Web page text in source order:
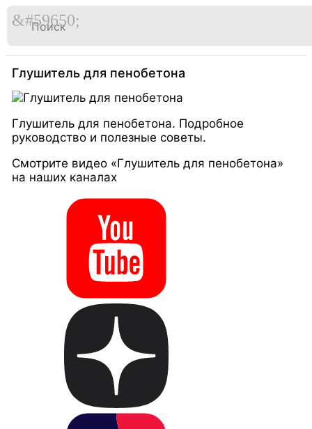
Перейти
Глушитель для пенобетона
Глушитель для пенобетона. Подробное
руководство и полезные советы.
Смотрите видео «Глушитель для пенобетона»
на наших каналах